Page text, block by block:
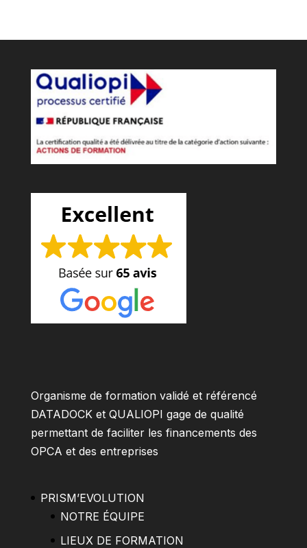
Organisme de formation validé et référencé
DATADOCK et QUALIOPI gage de qualité
permettant de faciliter les financements des
OPCA et des entreprises
PRISM’EVOLUTION
NOTRE ÉQUIPE
LIEUX DE FORMATION